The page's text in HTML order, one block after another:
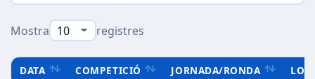
Mostra registres
DATA COMPETICIÓ JORNADA/RONDA